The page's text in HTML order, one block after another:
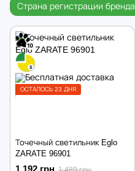
Страна регистрации бренда
ОСТАЛОСЬ 23 ДНЯ
Точечный светильник Eglo
ZARATE 96901
1 192 грн